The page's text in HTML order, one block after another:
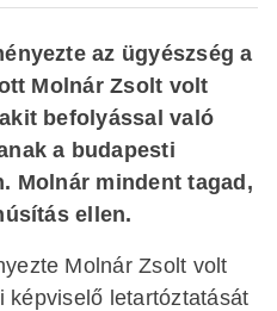
az ügyészség a
Molnár Zsolt volt
befolyással való
a budapesti
Molnár mindent tagad,
ellen.
Molnár Zsolt volt
képviselő letartóztatását